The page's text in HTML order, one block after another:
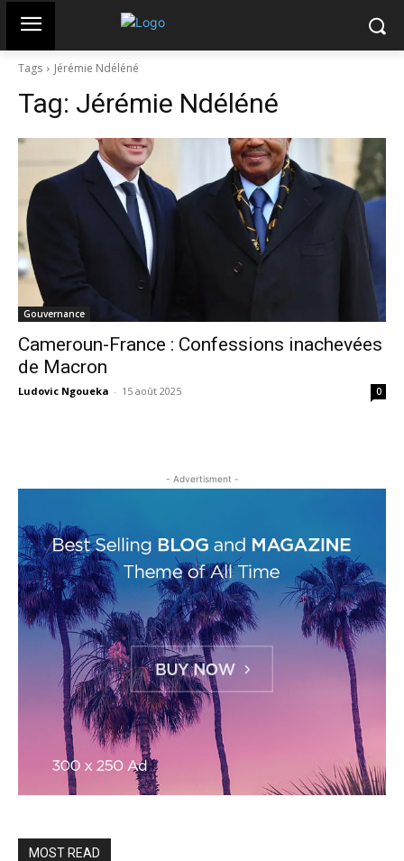
Tags Jérémie Ndéléné
Tag: Jérémie Ndéléné
Gouvernance
Cameroun-France : Confessions inachevées
de Macron
Ludovic Ngoueka - 15 août 2025 0
- Advertisment -
MOST READ